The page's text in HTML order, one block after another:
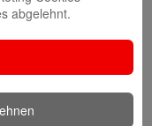
Wirtschaftlichkeit
abgelehnt.